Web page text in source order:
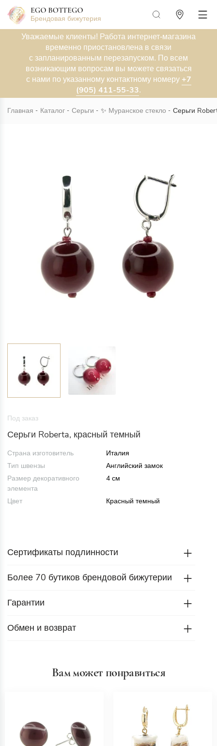
Брендовая бижутерия
Уважаемые клиенты! Работа интернет-магазина
временно приостановлена в связи
с запланированным перезапуском. По всем
возникающим вопросам вы можете связаться
с нами по указанному контактному номеру +7
(905) 411-55-33.
Главная Каталог Серьги ✨ Муранское стекло Серьги
Под заказ
Серьги Roberta, красный темный
Страна изготовитель
Италия
Тип швензы
Английский замок
Размер декоративного
элемента
4 см
Цвет Красный темный
Сертификаты подлинности
Более 70 бутиков брендовой бижутерии
Гарантии
Обмен и возврат
Вам может понравиться